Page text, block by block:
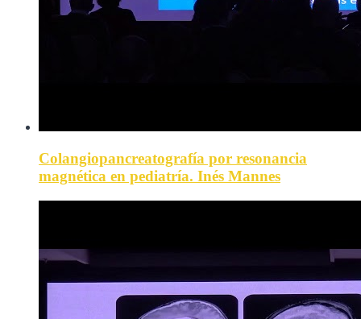
Colangiopancreatografía por resonancia
magnética en pediatría. Inés Mannes